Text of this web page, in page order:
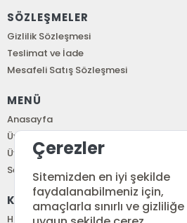
SÖZLEŞMELER
Gizlilik Sözleşmesi
Teslimat ve İade
Mesafeli Satış Sözleşmesi
MENÜ
Anasayfa
Üye Girişi
Üye Ol
Sepetim
KURUMSAL
Hakkımızda
Çerezler
Sitemizden en iyi şekilde
faydalanabilmeniz için,
amaçlarla sınırlı ve gizliliğe